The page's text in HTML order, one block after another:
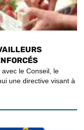
le Conseil, le
une directive visant à